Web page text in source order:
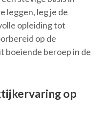
leggen, leg je de
opleiding tot
op de
boeiende beroep in de
op